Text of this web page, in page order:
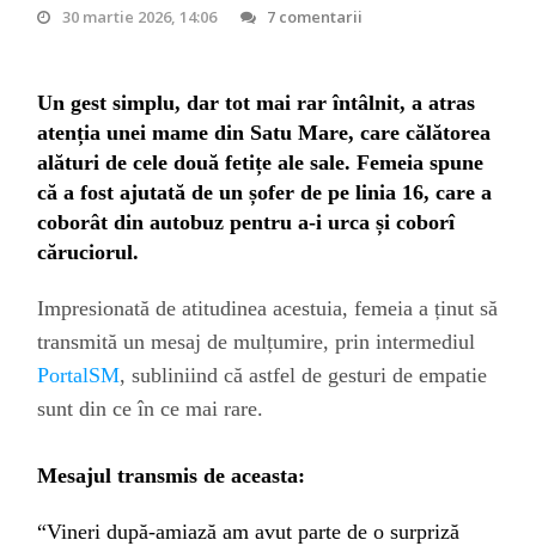
30 martie 2026, 14:06 7 comentarii
Un gest simplu, dar tot mai rar întâlnit, a atras
atenția unei mame din Satu Mare, care călătorea
alături de cele două fetițe ale sale. Femeia spune
că a fost ajutată de un șofer de pe linia 16, care a
coborât din autobuz pentru a-i urca și coborî
căruciorul.
Impresionată de atitudinea acestuia, femeia a ținut să
transmită un mesaj de mulțumire,prin intermediul
PortalSM,subliniind că astfel de gesturi de empatie
sunt din ce în ce mai rare.
Mesajul transmis de aceasta:
“Vineri după-amiază am avut parte de o surpriză